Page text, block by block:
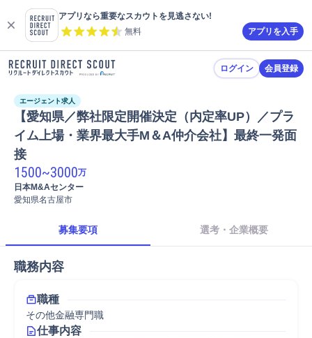
アプリなら重要なスカウトを見逃さない!
無料
アプリを入手
ログイン 会員登録
エージェント求人
【愛知県／弊社限定開催決定（内定率UP）／プラ
イム上場・業界最大手M＆A仲介会社】最終一発面
接
1500~3000万
日本M&Aセンター
愛知県名古屋市
募集要項 選考・企業概要
職務内容
職種
その他金融専門職
仕事内容